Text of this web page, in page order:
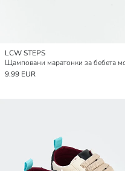
LCW STEPS
9.99 EUR